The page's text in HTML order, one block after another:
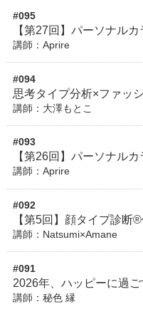
#095
【第27回】パーソナル
講師：Aprire
#094
思考タイプ分析×ファッ
講師：大澤もとこ
#093
【第26回】パーソナル
講師：Aprire
#092
【第5回】顔タイプ診断
講師：Natsumi×Amane
#091
2026年、ハッピーに過
講師：秘色 縁